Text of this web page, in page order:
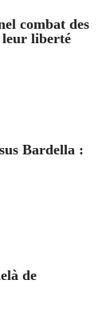
combat des
liberté
Bardella :
de